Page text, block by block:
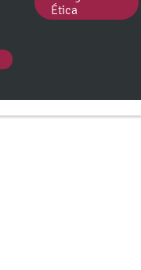
Ética